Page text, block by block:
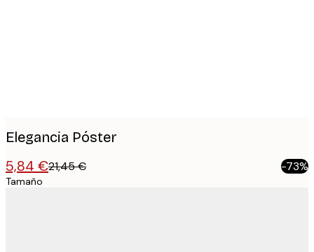
Elegancia Póster
5,84 €21,45 € -73%
Tamaño